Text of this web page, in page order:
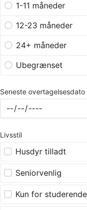
1-11 måneder
12-23 måneder
24+ måneder
Ubegrænset
Seneste overtagelsesdato
Livsstil
Husdyr tilladt
Seniorvenlig
Kun for studerende